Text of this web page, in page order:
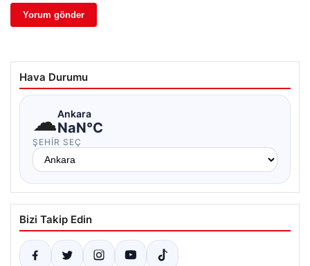
Hava Durumu
☁Ankara
NaN°C
ŞEHIR SEÇ
Bizi Takip Edin